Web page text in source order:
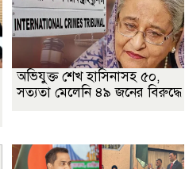
অভিযুক্ত শেখ হাসিনাসহ ৫০,
সত্যতা মেলেনি ৪৯ জনের বিরুদ্ধে